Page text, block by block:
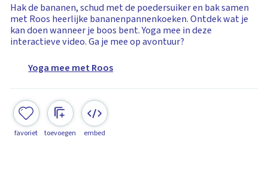
Hak de bananen, schud met de poedersuiker en bak samen
met Roos heerlijke bananenpannenkoeken. Ontdek wat je
kan doen wanneer je boos bent. Yoga mee in deze
interactieve video. Ga je mee op avontuur?
Yoga mee met Roos
favoriet toevoegen embed